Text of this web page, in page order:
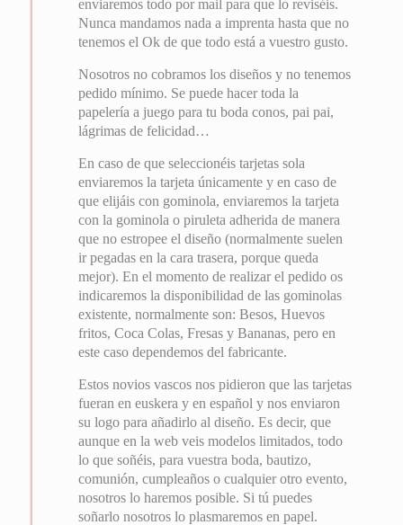
enviaremos todo por mail para que lo reviséis.
Nunca mandamos nada a imprenta hasta que no
tenemos el Ok de que todo está a vuestro gusto.
Nosotros no cobramos los diseños y no tenemos
pedido mínimo. Se puede hacer toda la
papelería a juego para tu boda conos, pai pai,
lágrimas de felicidad…
En caso de que seleccionéis tarjetas sola
enviaremos la tarjeta únicamente y en caso de
que elijáis con gominola, enviaremos la tarjeta
con la gominola o piruleta adherida de manera
que no estropee el diseño (normalmente suelen
ir pegadas en la cara trasera, porque queda
mejor). En el momento de realizar el pedido os
indicaremos la disponibilidad de las gominolas
existente, normalmente son: Besos, Huevos
fritos, Coca Colas, Fresas y Bananas, pero en
este caso dependemos del fabricante.
Estos novios vascos nos pidieron que las tarjetas
fueran en euskera y en español y nos enviaron
su logo para añadirlo al diseño. Es decir, que
aunque en la web veis modelos limitados, todo
lo que soñéis, para vuestra boda, bautizo,
comunión, cumpleaños o cualquier otro evento,
nosotros lo haremos posible. Si tú puedes
soñarlo nosotros lo plasmaremos en papel.